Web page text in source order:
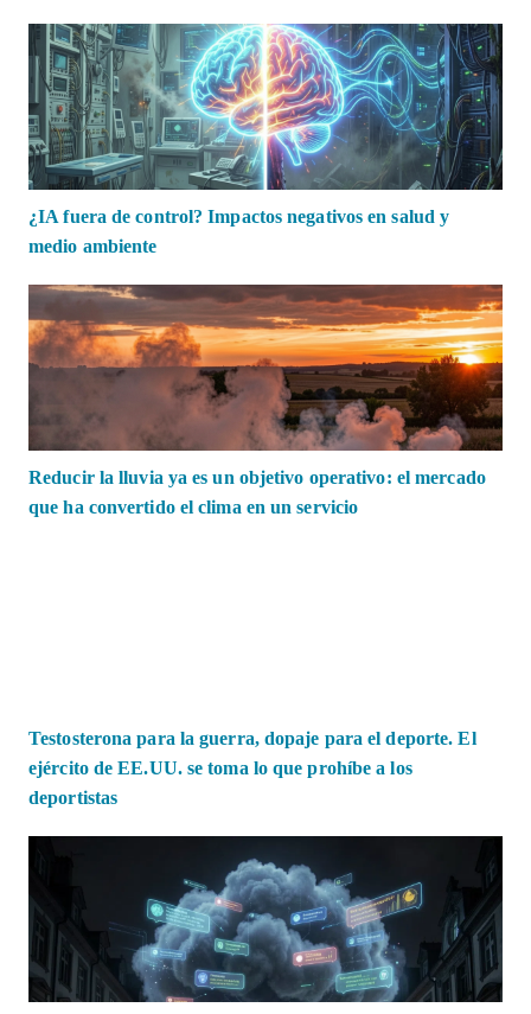
¿IA fuera de control? Impactos negativos en salud y
medio ambiente
Reducir la lluvia ya es un objetivo operativo: el mercado
que ha convertido el clima en un servicio
Testosterona para la guerra, dopaje para el deporte. El
ejército de EE.UU. se toma lo que prohíbe a los
deportistas